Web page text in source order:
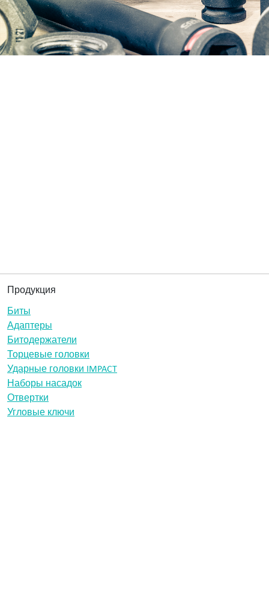
Продукция
Биты
Адаптеры
Битодержатели
Торцевые головки
Ударные головки IMPACT
Наборы насадок
Отвертки
Угловые ключи